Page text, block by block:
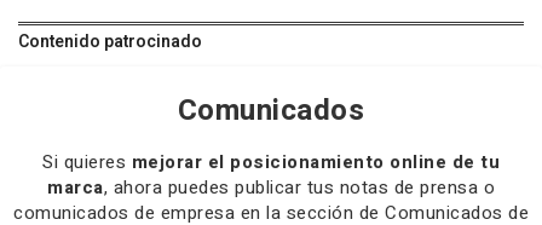
Contenido patrocinado
Comunicados
Si quieres mejorar el posicionamiento online de tu
marca, ahora puedes publicar tus notas de prensa o
comunicados de empresa en la sección de Comunicados de